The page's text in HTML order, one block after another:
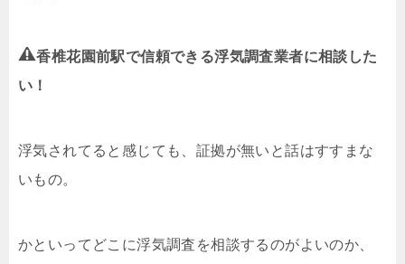
香椎花園前駅で信頼できる浮気調査業者に相談した
い！
浮気されてると感じても、証拠が無いと話はすすまな
いもの。
かといってどこに浮気調査を相談するのがよいのか、